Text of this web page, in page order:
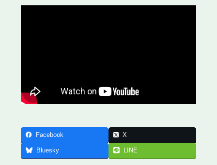
Facebook X
Bluesky LINE